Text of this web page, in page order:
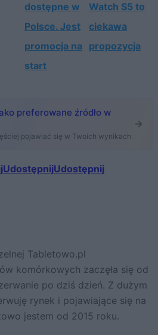
dostępne w
Polsce. Jest
promocja na
start
Watch S5 to
ciekawa
propozycja
preferowane źródło w
pojawiać się w Twoich wynikach
UdostępnijUdostępnij
Tabletowo.pl
komórkowych zaczęła się od
po dziś dzień. Z dużym
rynek i pojawiające się na
jestem od 2015 roku.